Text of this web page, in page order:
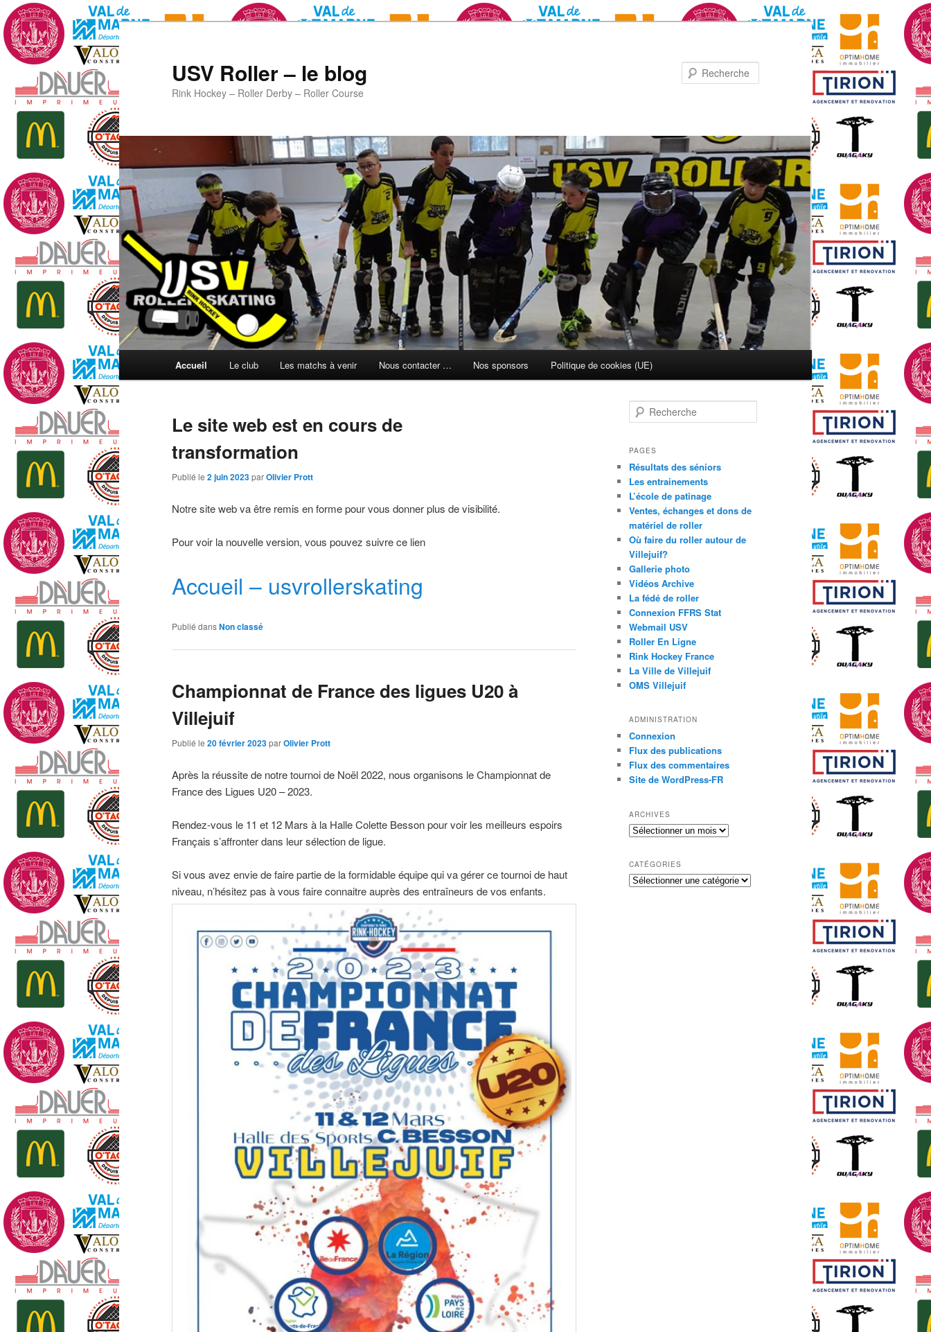
Aller
au
contenu
principal
Aller
au
contenu
secondaire
USV Roller – le blog
Rink Hockey – Roller Derby – Roller Course
Accueil Le club Les matchs à venir Nous contacter … Nos sponsors Politique de cookies (UE)
Le site web est en cours de
transformation
Publié le 2 juin 2023parOlivier Prott
Notre site web va être remis en forme pour vous donner plus de visibilité.
Pour voir la nouvelle version, vous pouvez suivre ce lien
Accueil – usvrollerskating
Publié dansNon classé
Championnat de France des ligues U20 à
Villejuif
Publié le 20 février 2023parOlivier Prott
Après la réussite de notre tournoi de Noël 2022, nous organisons le Championnat de
France des Ligues U20 – 2023.
Rendez-vous le 11 et 12 Mars à la Halle Colette Besson pour voir les meilleurs espoirs
Français s’affronter dans leur sélection de ligue.
Si vous avez envie de faire partie de la formidable équipe qui va gérer ce tournoi de haut
niveau, n’hésitez pas à vous faire connaitre auprès des entraîneurs de vos enfants.
e
h
r
c
h
e
PAGES
Résultats des séniors
Les entrainements
L’école de patinage
Ventes, échanges et dons de
matériel de roller
Où faire du roller autour de
Villejuif?
Gallerie photo
Vidéos Archive
La fédé de roller
Connexion FFRS Stat
Webmail USV
Roller En Ligne
Rink Hockey France
La Ville de Villejuif
OMS Villejuif
ADMINISTRATION
Connexion
Flux des publications
Flux des commentaires
Site de WordPress-FR
ARCHIVES
Archives
CATÉGORIES
Catégories